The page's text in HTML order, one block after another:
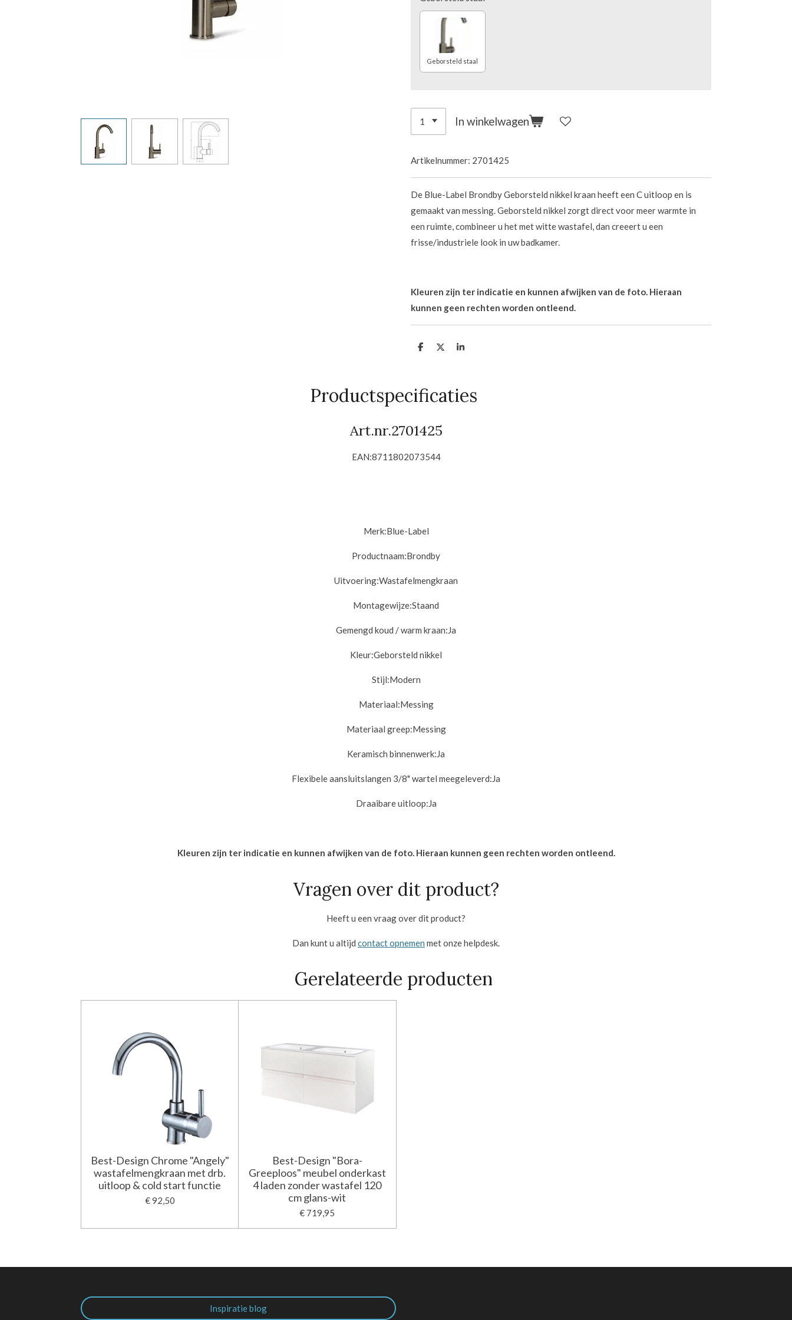
Geborsteld staal
In winkelwagen
Artikelnummer: 2701425
De Blue-Label Brondby Geborsteld nikkel kraan heeft een C uitloop en is
gemaakt van messing. Geborsteld nikkel zorgt direct voor meer warmte in
een ruimte, combineer u het met witte wastafel, dan creeert u een
frisse/industriele look in uw badkamer.
Kleuren zijn ter indicatie en kunnen afwijken van de foto. Hieraan
kunnen geen rechten worden ontleend.
D
D
S
Productspecificaties
Art.nr.2701425
EAN:8711802073544
Merk:Blue-Label
Productnaam:Brondby
Uitvoering:Wastafelmengkraan
Montagewijze:Staand
Gemengd koud / warm kraan:Ja
Kleur:Geborsteld nikkel
Stijl:Modern
Materiaal:Messing
Materiaal greep:Messing
Keramisch binnenwerk:Ja
Flexibele aansluitslangen 3/8" wartel meegeleverd:Ja
Draaibare uitloop:Ja
Kleuren zijn ter indicatie en kunnen afwijken van de foto. Hieraan kunnen geen rechten worden ontleend.
Vragen over dit product?
Heeft u een vraag over dit product?
Dan kunt u altijd contact opnemen met onze helpdesk.
Gerelateerde producten
Best-Design Chrome "Angely"
wastafelmengkraan met drb.
uitloop & cold start functie
€ 92,50
Best-Design "Bora-
Greeploos" meubel onderkast
4 laden zonder wastafel 120
cm glans-wit
€ 719,95
Inspiratie blog